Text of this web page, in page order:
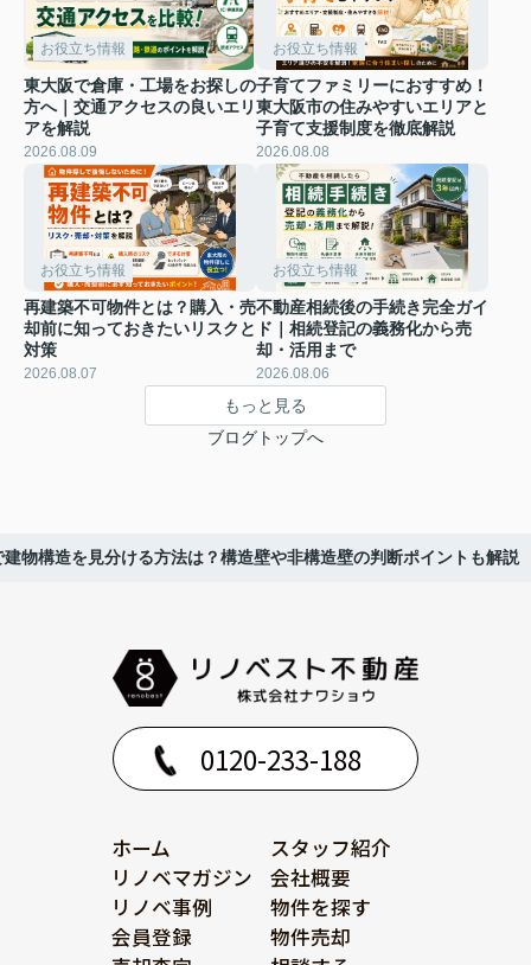
お役立ち情報
東大阪で倉庫・工場をお探しの
方へ｜交通アクセスの良いエリ
アを解説
2026.08.09
お役立ち情報
子育てファミリーにおすすめ！
東大阪市の住みやすいエリアと
子育て支援制度を徹底解説
2026.08.08
お役立ち情報
再建築不可物件とは？購入・売
却前に知っておきたいリスクと
対策
2026.08.07
お役立ち情報
不動産相続後の手続き完全ガイ
ド｜相続登記の義務化から売
却・活用まで
2026.08.06
もっと見る
ブログトップへ
物構造を見分ける方法は？構造壁や非構造壁の判断ポイントも解説
0120-233-188
ホーム
スタッフ紹介
リノベマガジン
会社概要
リノベ事例
物件を探す
会員登録
物件売却